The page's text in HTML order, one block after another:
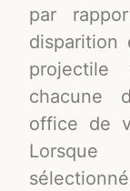
par
disparition
projectile
chacune
office de